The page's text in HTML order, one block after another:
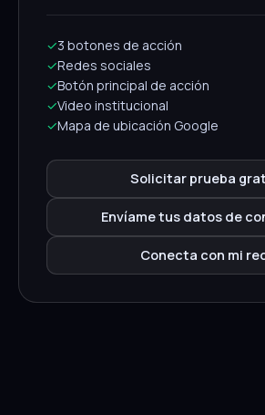
✓3 botones de acción
✓Redes sociales
✓Botón principal de acción
✓Video institucional
✓Mapa de ubicación Google
Solicitar prueba
Envíame tus datos de
Conecta con mi